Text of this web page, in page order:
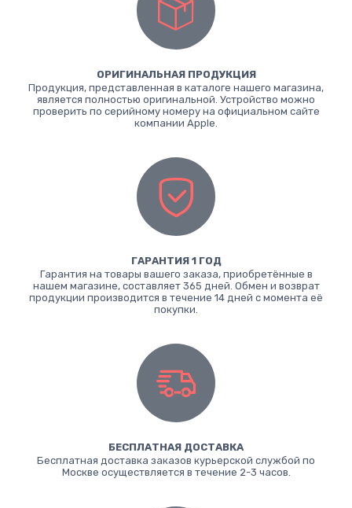
ОРИГИНАЛЬНАЯ ПРОДУКЦИЯ
Продукция, представленная в каталоге нашего магазина,
является полностью оригинальной. Устройство можно
проверить по серийному номеру на официальном сайте
компании Apple.
ГАРАНТИЯ 1 ГОД
Гарантия на товары вашего заказа, приобретённые в
нашем магазине, составляет 365 дней. Обмен и возврат
продукции производится в течение 14 дней с момента её
покупки.
БЕСПЛАТНАЯ ДОСТАВКА
Бесплатная доставка заказов курьерской службой по
Москве осуществляется в течение 2-3 часов.